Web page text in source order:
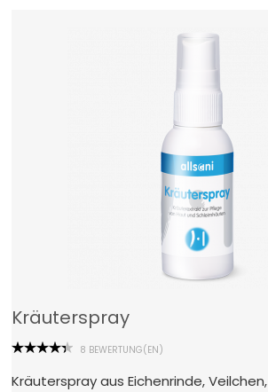
Kräuterspray
8 BEWERTUNG(EN)
Kräuterspray aus Eichenrinde, Veilchen,